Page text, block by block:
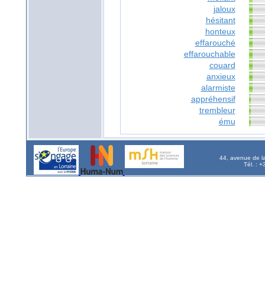
jaloux
hésitant
honteux
effarouché
effarouchable
couard
anxieux
alarmiste
appréhensif
trembleur
ému
44, avenue de
Tél. :